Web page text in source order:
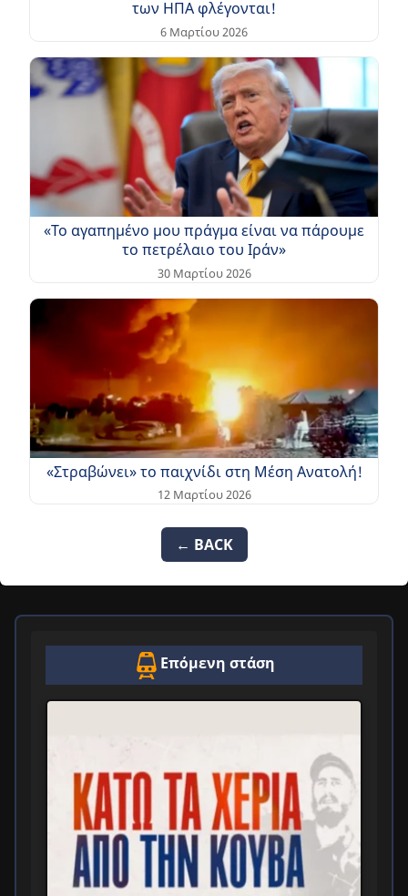
των ΗΠΑ φλέγονται!
6 Μαρτίου 2026
«Το αγαπημένο μου πράγμα είναι να πάρουμε
το πετρέλαιο του Ιράν»
30 Μαρτίου 2026
«Στραβώνει» το παιχνίδι στη Μέση Ανατολή!
12 Μαρτίου 2026
← BACK
Επόμενη στάση